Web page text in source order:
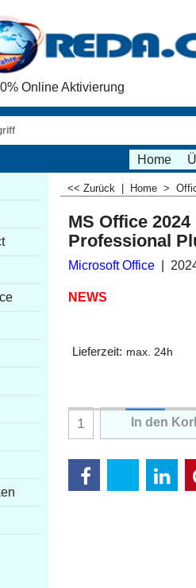
Online Aktivierung
Home
<< Zurück Home >
MS Office 2024
Professional
Microsoft Office
NEWS
Lieferzeit: max. 24h
In den